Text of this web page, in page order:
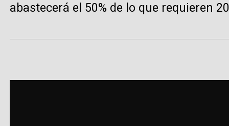
abastecerá el 50% de lo que requieren